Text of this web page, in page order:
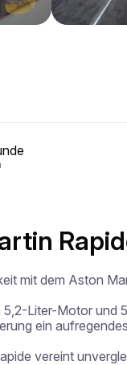
mit dem Aston
Liter-Motor
ein
vereint